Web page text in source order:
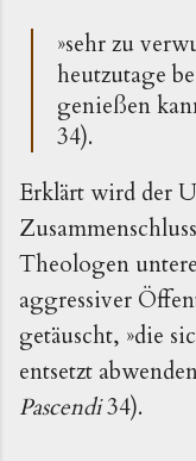
»sehr zu
heutzutage
genießen
34).
Erklärt wird der
Theologen
aggressiver
getäuscht, »die
entsetzt
Pascendi34).